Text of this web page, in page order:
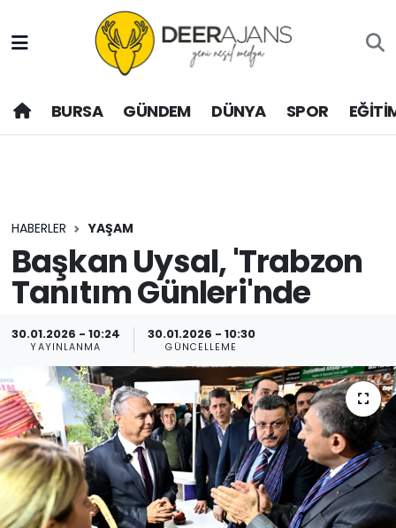
BURSA GÜNDEM DÜNYA SPOR
HABERLER YAŞAM
Başkan Uysal, 'Trabzon
Tanıtım Günleri'nde
30.01.2026 - 10:24
YAYINLANMA
30.01.2026 - 10:30
GÜNCELLEME
Hava Durumu
Trafik Durumu
Son Dakika Haberleri
Haber Arşivi